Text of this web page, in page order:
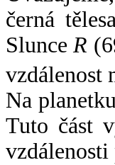
černá
SlunceR
vzdálenost
Na
Tuto část
vzdálenosti